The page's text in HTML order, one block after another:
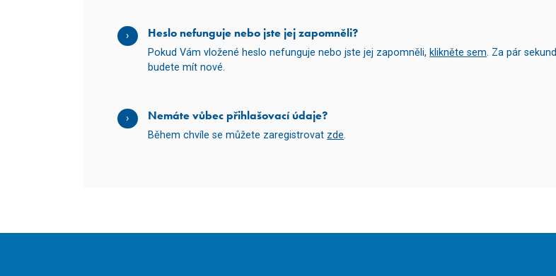
Heslo nefunguje nebo jste jej zapomněli?
Pokud Vám vložené heslo nefunguje nebo jste jej zapomněli, klikněte sem. Za pár sekund
budete mít nové.
Nemáte vůbec přihlašovací údaje?
Během chvíle se můžete zaregistrovat zde.